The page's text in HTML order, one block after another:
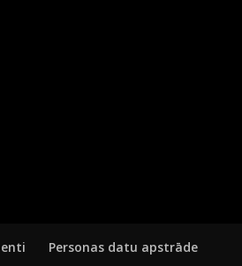
Personas datu apstrāde